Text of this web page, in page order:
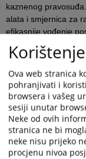
kaznenog
alata i smjernica za
efikasnije vođenje
donošenje
U okviru projekta
Vlada Norveške,
sudovima u primjeni
od ključnih
„Unapređenje
sudovima“, održan
Tjekom
pravosudni
Ova web stranica
pohranjivati i
browsera i vašeg
sesiji unutar
Neke od ovih
stranica ne bi
neke nisu prijeko
procjenu nivoa